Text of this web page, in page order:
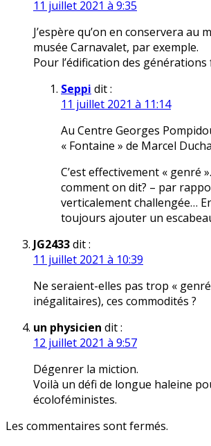
11 juillet 2021 à 9:35
J’espère qu’on en conservera au
musée Carnavalet, par exemple.
Pour l’édification des
Seppi dit :
11 juillet 2021 à 11:14
Au Centre Georges
« Fontaine » de Marcel
C’est effectivement « genré
comment on dit? – par
verticalement challengée…
toujours ajouter un
JG2433dit :
11 juillet 2021 à 10:39
Ne seraient-elles pas trop «
inégalitaires), ces commodités ?
un physicien dit :
12 juillet 2021 à 9:57
Dégenrer la miction.
Voilà un défi de longue haleine
écoloféministes.
Les commentaires sont fermés.